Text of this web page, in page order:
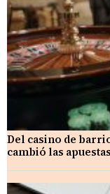
Del casino de
cambió las